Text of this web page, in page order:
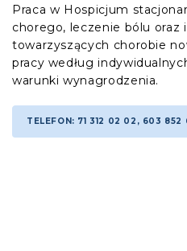
Praca w Hospicjum
chorego, leczenie bólu oraz
towarzyszących chorobie
pracy według
warunki wynagrodzenia.
TELEFON: 71 312 02 02, 603 852